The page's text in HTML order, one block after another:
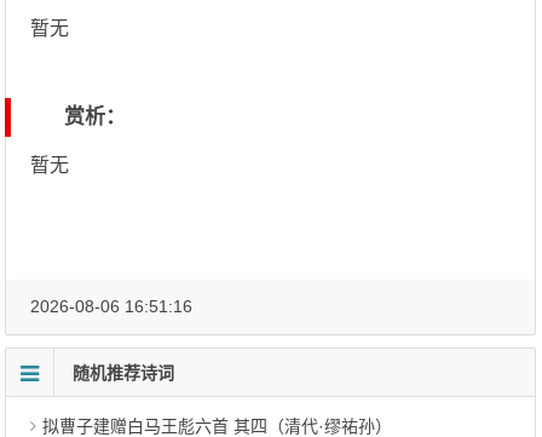
暂无
赏析：
暂无
2026-08-06 16:51:16
随机推荐诗词
拟曹子建赠白马王彪六首 其四（清代·缪祐孙）